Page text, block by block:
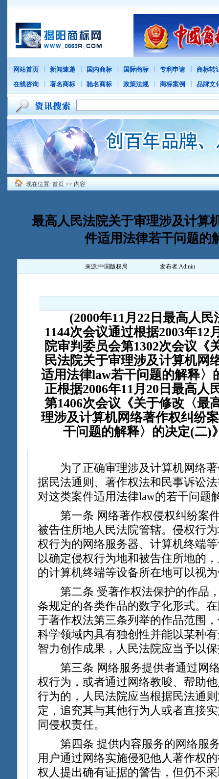
网站首页 新闻速递 国内商标 国际商标 专利申请
商标转
在线咨询
著名商标 驰名商标 政策法规 商标案例 品牌文
现在位置: 首页 >> 内容
最高人民法院关于审理涉及计算
件适用法律若干问题的
来源:中国版权局 发布者:Admin
(2000年11月22日最高人民
1144次会议通过根据2003年12
院审判委员会第1302次会议《
民法院关于审理涉及计算机网
适用法律law若干问题的解释〉
正根据2006年11月20日最高人
第1406次会议《关于修改〈最
理涉及计算机网络著作权纠纷
干问题的解释〉的决定(二)
为了正确审理涉及计算机网络著
据民法通则、著作权法和民事诉讼
对这类案件适用法律law的若干问题
第一条 网络著作权侵权纠纷案
被告住所地人民法院管辖。侵权行
权行为的网络服务器、计算机终端
以确定侵权行为地和被告住所地的
的计算机终端等设备所在地可以视
第二条 受著作权法保护的作品
条规定的各类作品的数字化形式。
于著作权法第三条列举的作品范围
科学领域内具有独创性并能以某种
智力创作成果，人民法院应当予以
第三条 网络服务提供者通过网
权行为，或者通过网络教唆、帮助
行为的，人民法院应当根据民法通
定，追究其与其他行为人或者直接
同侵权责任。
第四条 提供内容服务的网络服
用户通过网络实施侵犯他人著作权
权人提出确有证据的警告，但仍不